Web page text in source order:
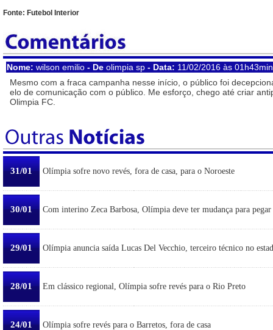
Fonte: Futebol Interior
Nome: wilson emilio - De olimpia sp - Data: 11/02/2016 às
Mesmo com a fraca campanha nesse início, o público foi
elo de comunicação com o público. Me esforço, chego até criar
Olimpia FC.
31/01 Olímpia sofre novo revés, fora de casa, para o Noroeste
30/01 Com interino Zeca Barbosa, Olímpia deve ter mudança para pegar
29/01 Olímpia anuncia saída Lucas Del Vecchio, terceiro técnico no
28/01 Em clássico regional, Olímpia sofre revés para o Rio Preto
24/01 Olímpia sofre revés para o Barretos, fora de casa